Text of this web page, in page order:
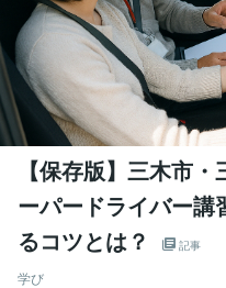
【保存版】三木市
ーパードライバー講
るコツとは？
記事
学び